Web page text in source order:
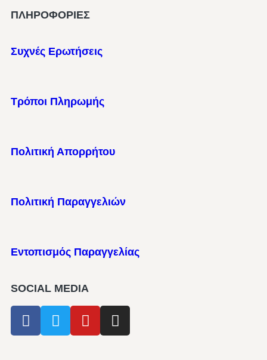
ΠΛΗΡΟΦΟΡΙΕΣ
Συχνές Ερωτήσεις
Τρόποι Πληρωμής
Πολιτική Απορρήτου
Πολιτική Παραγγελιών
Εντοπισμός Παραγγελίας
SOCIAL MEDIA